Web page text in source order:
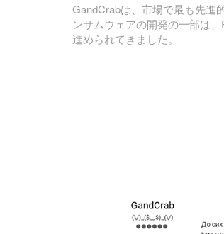
GandCrabは、市場で最も先進
ンサムウェアの開発の一部は
進められてきました。